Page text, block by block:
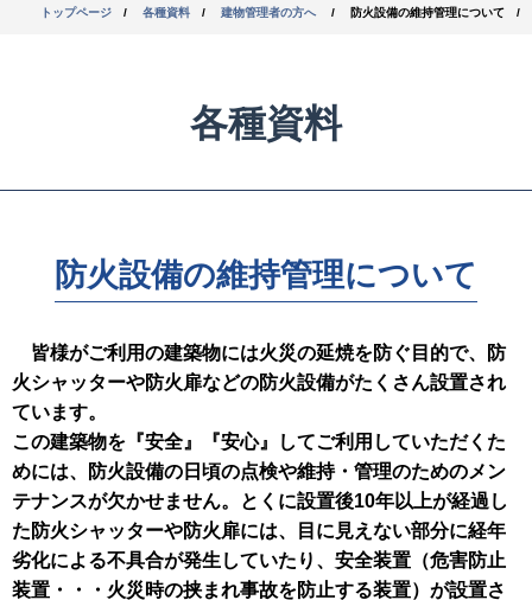
トップページ 各種資料 建物管理者の方へ 防火設備の維持管理について
各種資料
防火設備の維持管理について
皆様がご利用の建築物には火災の延焼を防ぐ目的で、防
火シャッターや防火扉などの防火設備がたくさん設置され
ています。
この建築物を『安全』『安心』してご利用していただくた
めには、防火設備の日頃の点検や維持・管理のためのメン
テナンスが欠かせません。とくに設置後10年以上が経過し
た防火シャッターや防火扉には、目に見えない部分に経年
劣化による不具合が発生していたり、安全装置（危害防止
装置・・・火災時の挟まれ事故を防止する装置）が設置さ